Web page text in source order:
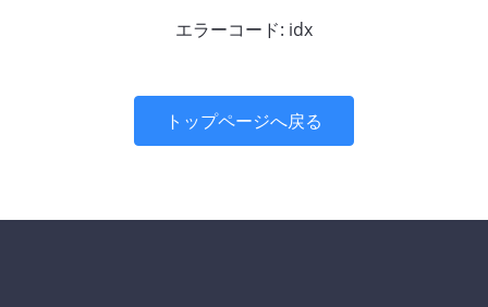
エラーコード: idx
トップページへ戻る